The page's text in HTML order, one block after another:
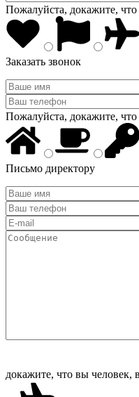
Пожалуйста, докажите,
Заказать звонок
Пожалуйста, докажите,
Письмо директору
докажите, что вы человек,